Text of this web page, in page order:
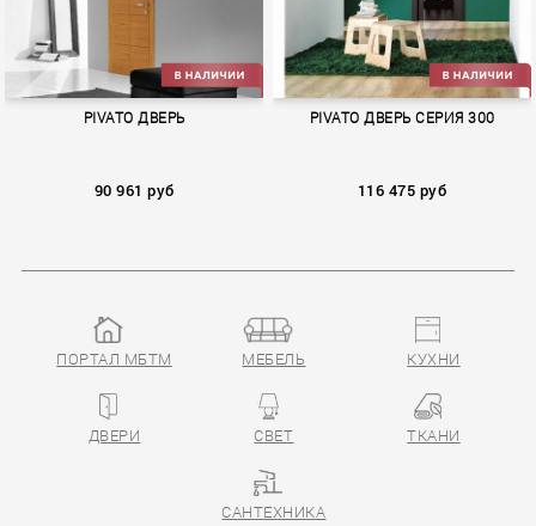
110
PIVATO ДВЕРЬ
90 961 руб
PIVATO ДВЕРЬ СЕРИЯ 300
116 475 руб
ПОРТАЛ МБТМ МЕБЕЛЬ КУХНИ
ДВЕРИ СВЕТ ТКАНИ
САНТЕХНИКА